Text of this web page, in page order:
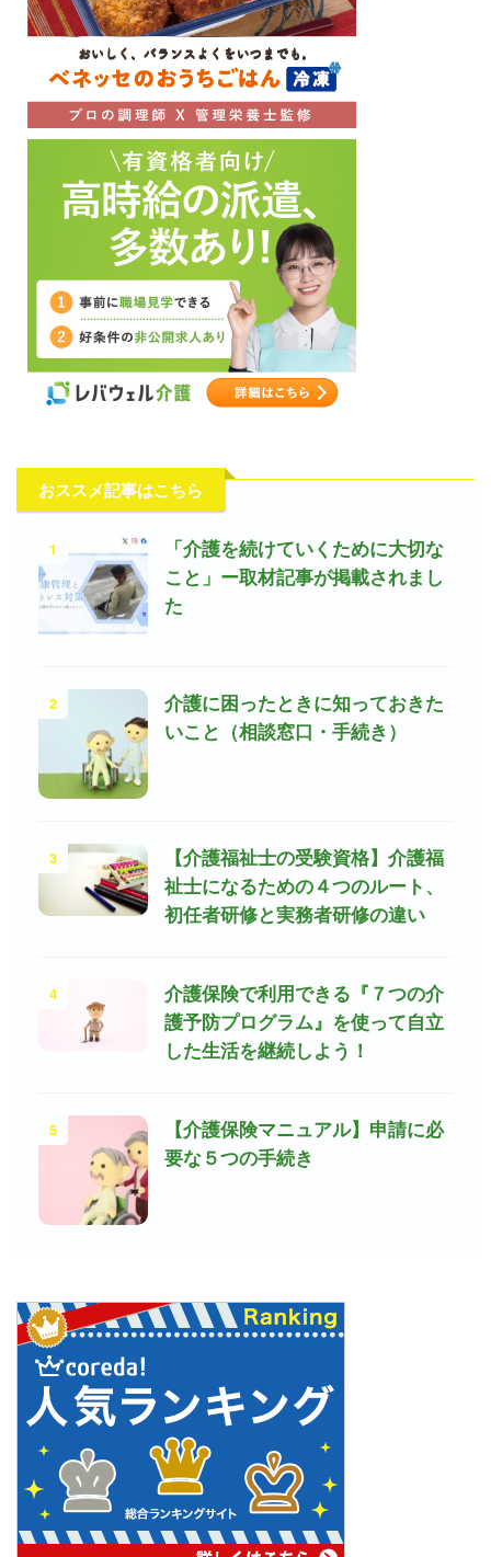
おススメ記事はこちら
1
「介護を続けていくために大切な
こと」ー取材記事が掲載されまし
た
2
介護に困ったときに知っておきた
いこと（相談窓口・手続き）
3
【介護福祉士の受験資格】介護福
祉士になるための４つのルート、
初任者研修と実務者研修の違い
4
介護保険で利用できる『７つの介
護予防プログラム』を使って自立
した生活を継続しよう！
5
【介護保険マニュアル】申請に必
要な５つの手続き